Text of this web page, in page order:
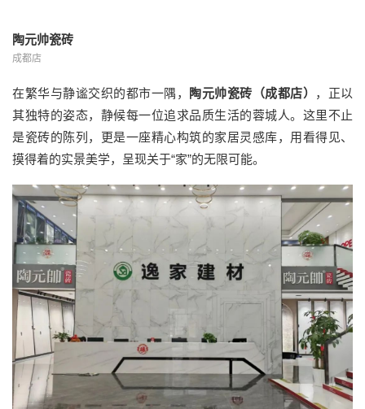
陶元帅瓷砖
成都店
在繁华与静谧交织的都市一隅， 陶元帅瓷砖（成都店）
，正以
其独特的姿态，静候每一位追求品质生活的蓉城人。这里不止
是瓷砖的陈列，更是一座精心构筑的家居灵感库，用看得见、
摸得着的实景美学，呈现关于“家”的无限可能。